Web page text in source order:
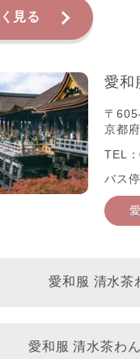
見る
愛和
〒
京都
TEL
バス
愛和服 清水茶
愛和服 清水茶わ